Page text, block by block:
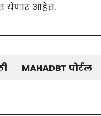
येणार आहेत.
MAHADBT पोर्टल